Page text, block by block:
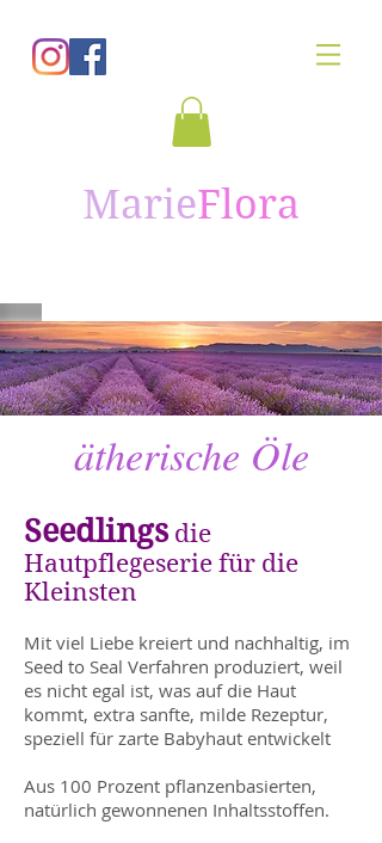
MarieFlora
ätherische Öle
Seedlings die
Hautpflegeserie für die
Kleinsten
Mit viel Liebe kreiert und nachhaltig, im
Seed to Seal Verfahren produziert, weil
es nicht egal ist, was auf die Haut
kommt, extra sanfte, milde Rezeptur,
speziell für zarte Babyhaut entwickelt
Aus 100 Prozent pflanzenbasierten,
natürlich gewonnenen Inhaltsstoffen.